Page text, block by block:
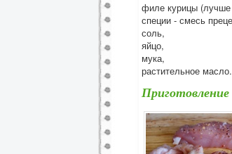
филе курицы (лучше
специи - смесь
соль,
яйцо,
мука,
растительное масло.